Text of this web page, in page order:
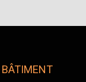
BÂTIMENT